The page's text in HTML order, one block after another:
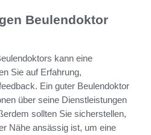
Beulendoktor
kann eine
Sie auf Erfahrung,
Ein guter Beulendoktor
über seine Dienstleistungen
sollten Sie sicherstellen,
Nähe ansässig ist, um eine